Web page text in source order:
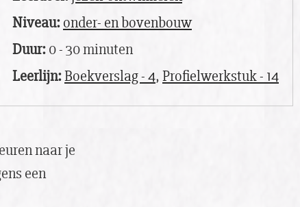
Niveau:onder- en bovenbouw
Duur:0 - 30 minuten
Leerlijn:Boekverslag - 4,Profielwerkstuk - 14
naar je
een